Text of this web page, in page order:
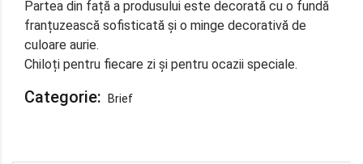
Partea din față a produsului este decorată cu o fundă
franțuzească sofisticată și o minge decorativă de
culoare aurie.
Chiloți pentru fiecare zi și pentru ocazii speciale.
Categorie: Brief